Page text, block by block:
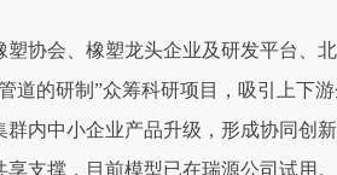
协会、橡塑龙头企业及研发平台、
道的研制”众筹科研项目，吸引上下
内中小企业产品升级，形成协同创
支撑，目前模型已在瑞源公司试用。